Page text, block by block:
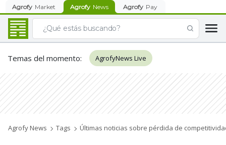
Agrofy Market Agrofy News Agrofy Pay
Temas del momento: AgrofyNews Live
Agrofy News Tags Últimas noticias sobre pérdida de